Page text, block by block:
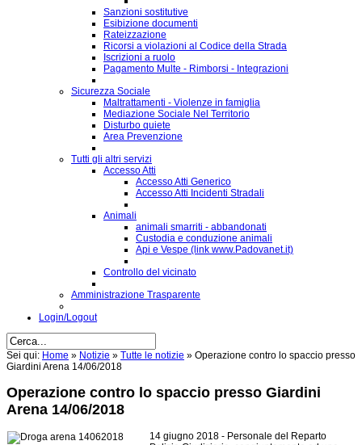
Sanzioni sostitutive
Esibizione documenti
Rateizzazione
Ricorsi a violazioni al Codice della Strada
Iscrizioni a ruolo
Pagamento Multe - Rimborsi - Integrazioni
Sicurezza Sociale
Maltrattamenti - Violenze in famiglia
Mediazione Sociale Nel Territorio
Disturbo quiete
Area Prevenzione
Tutti gli altri servizi
Accesso Atti
Accesso Atti Generico
Accesso Atti Incidenti Stradali
Animali
animali smarriti - abbandonati
Custodia e conduzione animali
Api e Vespe (link www.Padovanet.it)
Controllo del vicinato
Amministrazione Trasparente
Login/Logout
Sei qui: Home » Notizie » Tutte le notizie » Operazione contro lo spaccio presso
Giardini Arena 14/06/2018
Operazione contro lo spaccio presso Giardini
Arena 14/06/2018
14 giugno 2018 - Personale del Reparto